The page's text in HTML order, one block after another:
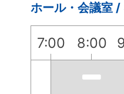
ホール・会議室 /
7:00 8:00